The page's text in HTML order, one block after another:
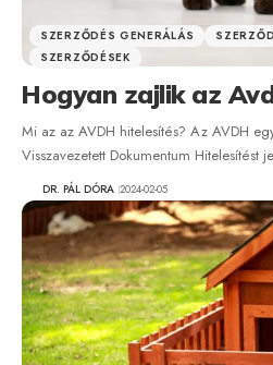
SZERZŐDÉS GENERÁLÁS
SZERZŐDÉSEK
Hogyan zajlik az
Mi az az AVDH hitelesítés? Az AVDH
Visszavezetett Dokumentum Hitelesítést
DR. PÁL DÓRA 2024-02-05